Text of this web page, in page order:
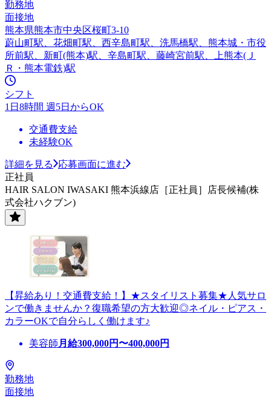
勤務地
面接地
熊本県熊本市中央区桜町3-10
蔚山町駅、花畑町駅、西辛島町駅、洗馬橋駅、熊本城・市役
所前駅、新町(熊本)駅、辛島町駅、藤崎宮前駅、上熊本(Ｊ
Ｒ・熊本電鉄)駅
シフト
1日8時間 週5日からOK
交通費支給
未経験OK
詳細を見る
応募画面に進む
正社員
HAIR SALON IWASAKI 熊本浜線店［正社員］店長候補(株
式会社ハクブン)
【昇給あり！交通費支給！】★スタイリスト募集★人気サロ
ンで働きませんか？復職希望の方大歓迎◎ネイル・ピアス・
カラーOKで自分らしく働けます♪
美容師 月給300,000円〜400,000円
勤務地
面接地